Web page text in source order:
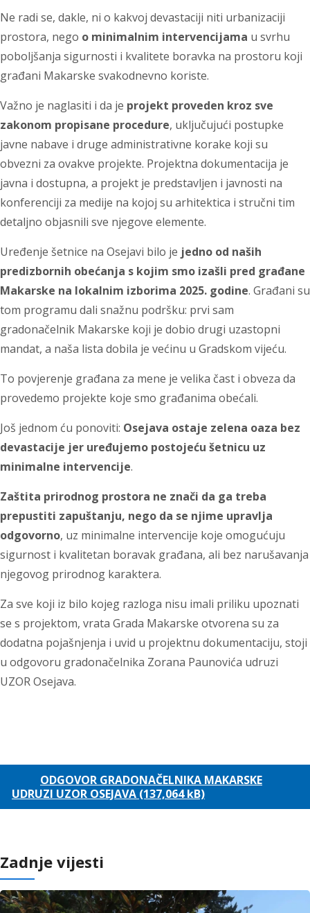
Ne radi se, dakle, ni o kakvoj devastaciji niti urbanizaciji
prostora, nego o minimalnim intervencijama u svrhu
poboljšanja sigurnosti i kvalitete boravka na prostoru koji
građani Makarske svakodnevno koriste.
Važno je naglasiti i da je projekt proveden kroz sve
zakonom propisane procedure, uključujući postupke
javne nabave i druge administrativne korake koji su
obvezni za ovakve projekte. Projektna dokumentacija je
javna i dostupna, a projekt je predstavljen i javnosti na
konferenciji za medije na kojoj su arhitektica i stručni tim
detaljno objasnili sve njegove elemente.
Uređenje šetnice na Osejavi bilo je jedno od naših
predizbornih obećanja s kojim smo izašli pred građane
Makarske na lokalnim izborima 2025. godine. Građani su
tom programu dali snažnu podršku: prvi sam
gradonačelnik Makarske koji je dobio drugi uzastopni
mandat, a naša lista dobila je većinu u Gradskom vijeću.
To povjerenje građana za mene je velika čast i obveza da
provedemo projekte koje smo građanima obećali.
Još jednom ću ponoviti: Osejava ostaje zelena oaza bez
devastacije jer uređujemo postojeću šetnicu uz
minimalne intervencije.
Zaštita prirodnog prostora ne znači da ga treba
prepustiti zapuštanju, nego da se njime upravlja
odgovorno, uz minimalne intervencije koje omogućuju
sigurnost i kvalitetan boravak građana, ali bez narušavanja
njegovog prirodnog karaktera.
Za sve koji iz bilo kojeg razloga nisu imali priliku upoznati
se s projektom, vrata Grada Makarske otvorena su za
dodatna pojašnjenja i uvid u projektnu dokumentaciju, stoji
u odgovoru gradonačelnika Zorana Paunovića udruzi
UZOR Osejava.
ODGOVOR GRADONAČELNIKA MAKARSKE
UDRUZI UZOR OSEJAVA (137,064 kB)
Zadnje vijesti